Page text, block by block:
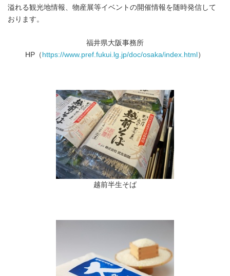
溢れる観光地情報、物産展等イベントの開催情報を随時発信して
おります。
福井県大阪事務所
HP（ https://www.pref.fukui.lg.jp/doc/osaka/index.html）
越前半生そば